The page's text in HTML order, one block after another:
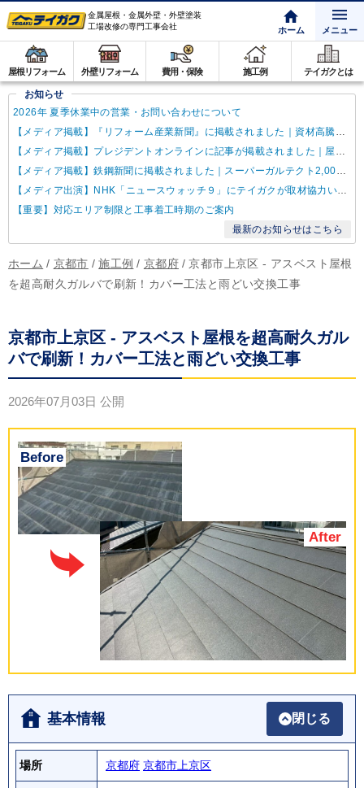
金属屋根・金属外壁・外壁塗装
工場改修の専門工事会社
ホーム メニュー
屋根リフォーム 外壁リフォーム 費用・保険 施工例 テイガクとは
お知らせ
2026年 夏季休業中の営業・お問い合わせについて
【メディア掲載】『リフォーム産業新聞』に掲載されました｜資材高騰・納期遅延に対するテイガクの取り組み
【メディア掲載】プレジデントオンラインに記事が掲載されました｜屋根点検商法について解説
【メディア掲載】鉄鋼新聞に掲載されました｜スーパーガルテクト2,000万㎡達成
【メディア出演】NHK「ニュースウォッチ９」にテイガクが取材協力いたしました
【重要】対応エリア制限と工事着工時期のご案内
最新のお知らせはこちら
ホーム / 京都市 / 施工例 / 京都府 / 京都市上京区 - アスベスト屋根
を超高耐久ガルバで刷新！カバー工法と雨どい交換工事
京都市上京区 - アスベスト屋根を超高耐久ガル
バで刷新！カバー工法と雨どい交換工事
2026年07月03日 公開
基本情報 閉じる
場所 京都府 京都市上京区